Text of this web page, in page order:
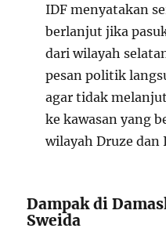
IDF menyatakan
berlanjut jika
dari wilayah
pesan politik
agar tidak
ke kawasan yang
wilayah Druze dan
Dampak di
Sweida